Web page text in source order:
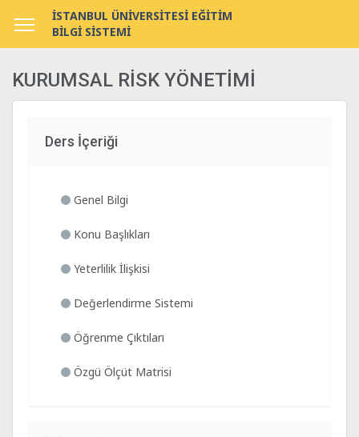
İSTANBUL ÜNİVERSİTESİ EĞİTİM
BİLGİ SİSTEMİ
KURUMSAL RİSK YÖNETİMİ
Ders İçeriği
Genel Bilgi
Konu Başlıkları
Yeterlilik İlişkisi
Değerlendirme Sistemi
Öğrenme Çıktıları
Özgü Ölçüt Matrisi